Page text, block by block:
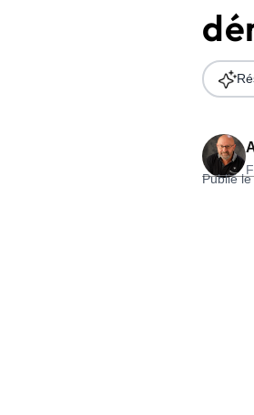
Formation SEO
Publié